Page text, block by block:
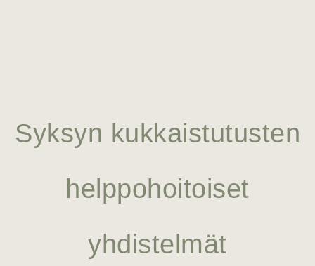
Syksyn kukkaistutusten
helppohoitoiset
yhdistelmät